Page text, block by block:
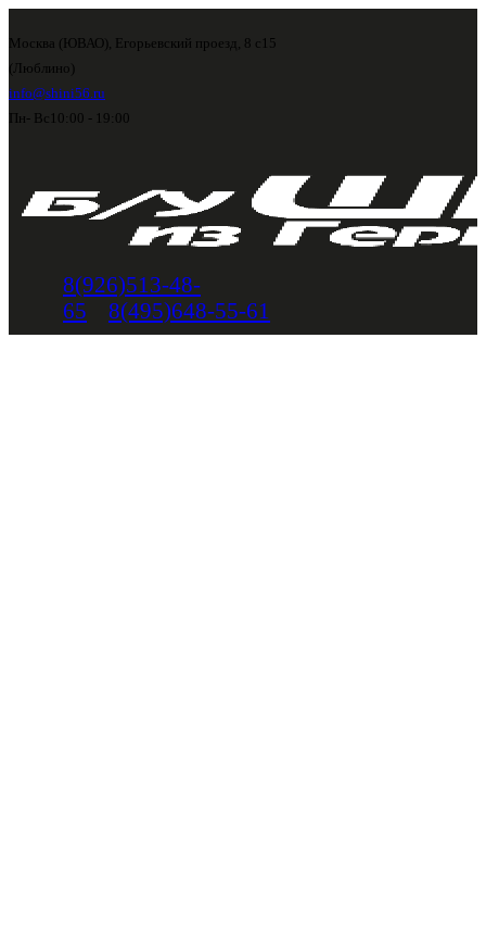
Москва (ЮВАО), Егорьевский проезд, 8 с15
(Люблино)
info@shini56.ru
Пн- Вс 10:00 - 19:00
8(926)513-48-
65
8(495)648-55-61